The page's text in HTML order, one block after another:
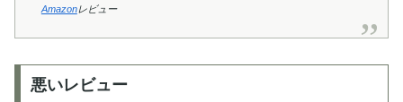
Amazonレビュー
悪いレビュー